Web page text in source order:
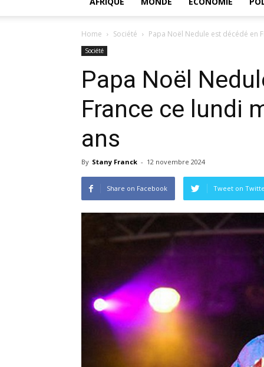
Home Société Papa Noël Nedule est décédé en
Société
Papa Noël
France ce lundi
ans
By Stany Franck - 12 novembre 2024
Share on Facebook Tweet on